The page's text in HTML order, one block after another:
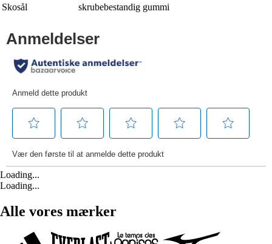
Skosål
skrubebestandig gummi
Loading...
Loading...
Alle vores mærker